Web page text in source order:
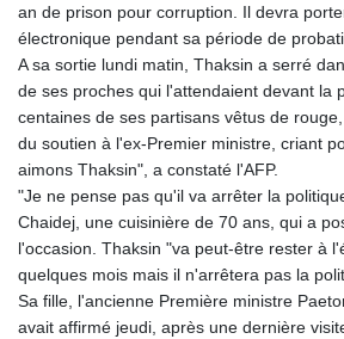
an de prison pour corruption. Il devra
électronique pendant sa période de
A sa sortie lundi matin, Thaksin a serré
de ses proches qui l'attendaient devant la
centaines de ses partisans vêtus de
du soutien à l'ex-Premier ministre, criant
aimons Thaksin", a constaté l'AFP.
"Je ne pense pas qu'il va arrêter la
Chaidej, une cuisinière de 70 ans, qui a
l'occasion. Thaksin "va peut-être rester à
quelques mois mais il n'arrêtera pas la
Sa fille, l'ancienne Première ministre
avait affirmé jeudi, après une dernière